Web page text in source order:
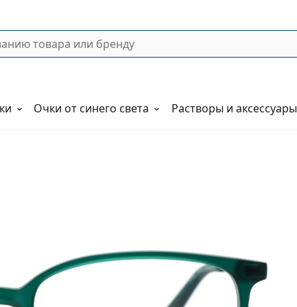
Очки от синего света Растворы и аксессуары